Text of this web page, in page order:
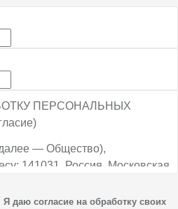
ПЕРСОНАЛЬНЫХ
— Общество),
141031, Россия, Московская
стр. 1, является оператором
даю согласие на обработку своих